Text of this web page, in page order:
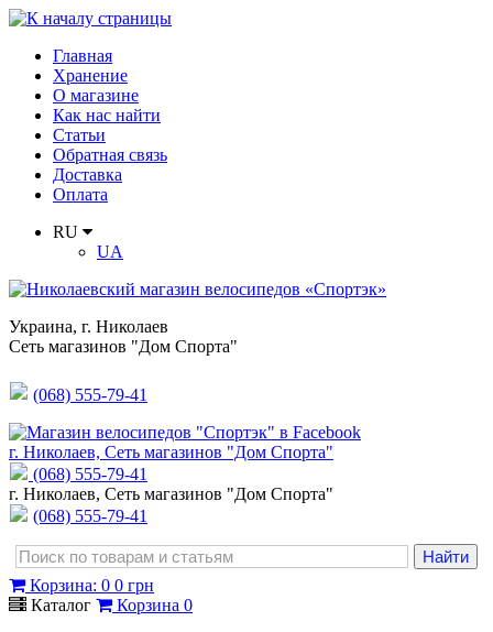
Главная
Хранение
О магазине
Как нас найти
Статьи
Обратная связь
Доставка
Оплата
RU
UA
Украина, г. Николаев
Сеть магазинов "Дом Спорта"
(068) 555-79-41
г. Николаев, Сеть магазинов "Дом Спорта"
(068) 555-79-41
г. Николаев, Сеть магазинов "Дом Спорта"
(068) 555-79-41
Корзина: 0 0 грн
Каталог
Корзина 0